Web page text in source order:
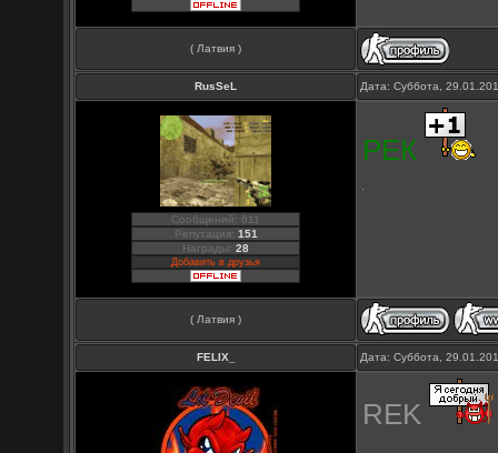
( Латвия )
RusSeL Дата: Суббота,
Сообщений: 611
Репутация: 151
Награды:28
Добавить в друзья
РЕК
( Латвия )
FELIX_ Дата: Суббота,
REK